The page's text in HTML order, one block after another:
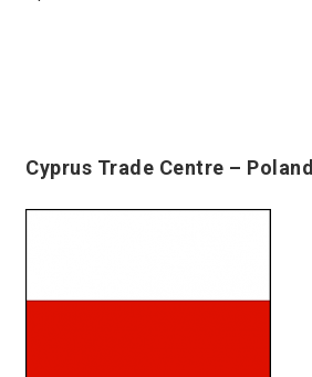
Cyprus Trade Centre – Poland